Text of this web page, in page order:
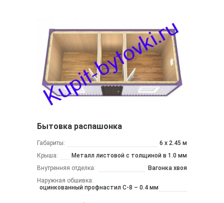
Бытовка распашонка
Габариты:
6 х 2.45 м
Крыша:
Металл листовой с толщиной в 1.0 мм
Внутренняя отделка:
Вагонка хвоя
Наружная обшивка:
оцинкованный профнастил С-8 – 0.4 мм